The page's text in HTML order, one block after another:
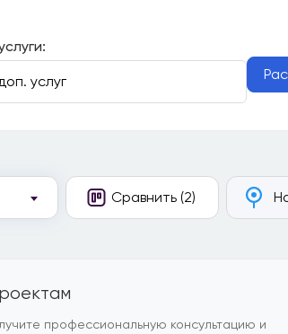
Сравнить (2)
профессиональную консультацию и